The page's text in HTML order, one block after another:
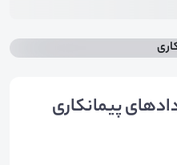
پیمانکاری